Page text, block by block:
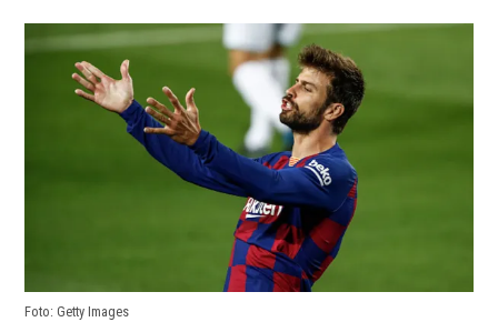
Foto: Getty Images